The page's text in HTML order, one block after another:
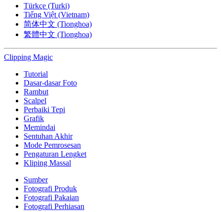
Türkçe (Turki)
Tiếng Việt (Vietnam)
简体中文 (Tionghoa)
繁體中文 (Tionghoa)
Clipping Magic
Tutorial
Dasar-dasar Foto
Rambut
Scalpel
Perbaiki Tepi
Grafik
Memindai
Sentuhan Akhir
Mode Pemrosesan
Pengaturan Lengket
Kliping Massal
Sumber
Fotografi Produk
Fotografi Pakaian
Fotografi Perhiasan